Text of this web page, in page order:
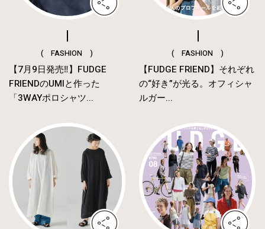
( FASHION )
【7月9日発売‼︎】FUDGE
FRIENDのUMIと作った
「3WAYポロシャツ...
( FASHION )
【FUDGE FRIEND】それぞれ
の“好き”が光る。オフィシャ
ルガー...